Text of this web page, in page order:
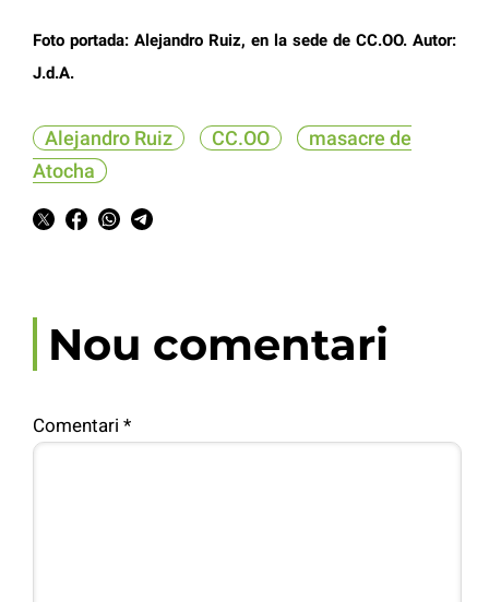
Foto portada: Alejandro Ruiz, en la sede de CC.OO. Autor:
J.d.A.
Alejandro Ruiz CC.OO
masacre de
Atocha
Nou comentari
Comentari *